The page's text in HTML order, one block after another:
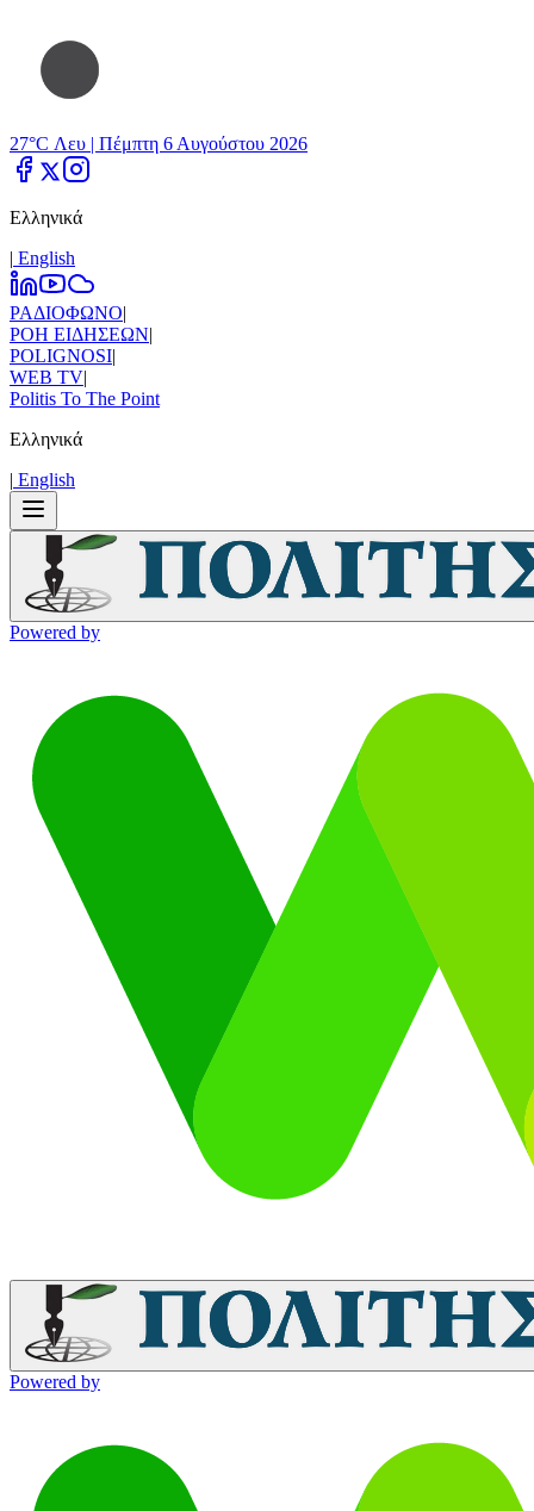
27°C Λευ | Πέμπτη 6 Αυγούστου 2026
Ελληνικά
| Εnglish
ΡΑΔΙΟΦΩΝΟ|
ΡΟΗ ΕΙΔΗΣΕΩΝ|
POLIGNOSI|
WEB TV|
Politis To The Point
Ελληνικά
| Εnglish
Powered by
Powered by